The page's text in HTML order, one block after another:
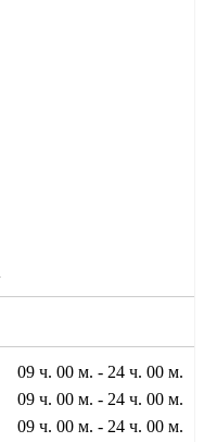
09 ч. 00 м. - 24 ч. 00 м.
09 ч. 00 м. - 24 ч. 00 м.
09 ч. 00 м. - 24 ч. 00 м.